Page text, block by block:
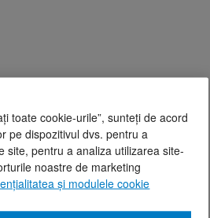
toate cookie-urile”, sunteți de acord
pe dispozitivul dvs. pentru a
site, pentru a analiza utilizarea site-
noastre de marketing
și modulele cookie